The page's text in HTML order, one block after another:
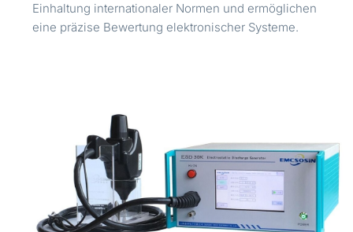
Einhaltung internationaler Normen und ermöglichen
eine präzise Bewertung elektronischer Systeme.